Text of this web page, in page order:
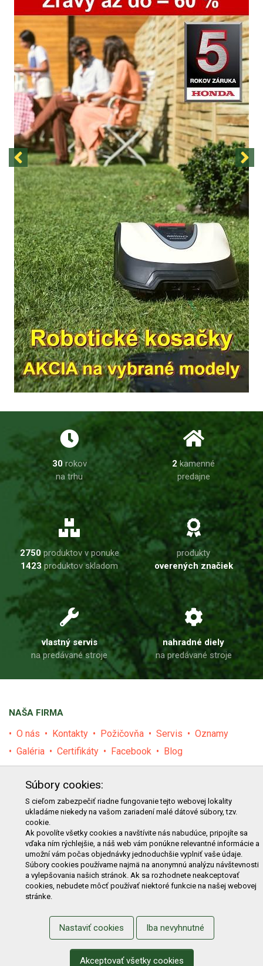
30rokov
na trhu
2 kamenné
predajne
2750produktov v ponuke
1423produktov skladom
produkty
overených značiek
vlastný servis
na predávané stroje
nahradné diely
na predávané stroje
NAŠA FIRMA
O nás Kontakty Požičovňa Servis
Oznamy
Galéria
Certifikáty Facebook Blog
E-shop Akcie Darčekové poukážky
Katalógy
Zľavy
Novinky Predávané značky
Bazár
Výzvy pre obce a firmy
NAKUPOVANIE
Obchodné podmienky
Cenník prepravy
Reklamačný poriadok
Odstúpenie od kúpy
Protokol na odstúpenie od kúpy
Alternatívne riešenie sporu
Ochrana osobných údajov
Používanie cookies
Nákup na splátky
Súbory cookies:
S cieľom zabezpečiť riadne fungovanie tejto webovej lokality
ukladáme niekedy na vašom zariadení malé dátové súbory, tzv.
cookie.
Ak povolíte všetky cookies a navštívite nás nabudúce, pripojíte sa
vďaka ním rýchlejšie, a náš web vám ponúkne relevantné informácie a
umožní vám počas objednávky jednoduchšie vyplniť vaše údaje.
Súbory cookies používame najmä na anonymnú analýzu návštevnosti
a vylepšovania našich stránok. Ak sa rozhodnete neakceptovať
cookies, nebudete môcť používať niektoré funkcie na našej webovej
stránke.
Nastaviť cookies Iba nevyhnutné
Akceptovať všetky cookies